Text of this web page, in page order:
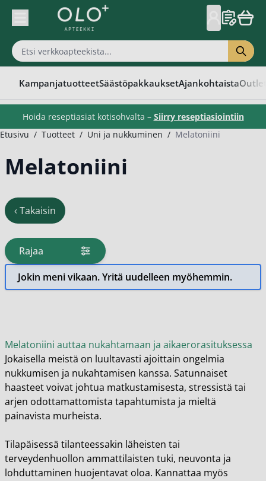
Skip to Content
KampanjatuotteetSäästöpakkauksetAjankohtaista
Hoida reseptiasiat kotisohvalta – Siirry reseptiasiointiin
Etusivu / Tuotteet / Uni ja nukkuminen / Melatoniini
Melatoniini
Rajaa
tuotteita
Jokin meni vikaan. Yritä uudelleen myöhemmin.
Melatoniini auttaa nukahtamaan ja aikaerorasituksessa
Jokaisella meistä on luultavasti ajoittain ongelmia
nukkumisen ja nukahtamisen kanssa. Satunnaiset
haasteet voivat johtua matkustamisesta, stressistä tai
arjen odottamattomista tapahtumista ja mieltä
painavista murheista.
Tilapäisessä tilanteessakin läheisten tai
terveydenhuollon ammattilaisten tuki, neuvonta ja
lohduttaminen huojentavat oloa. Kannattaa myös
‹ Takaisin